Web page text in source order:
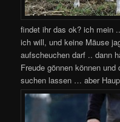
findet ihr das ok? ich mein
ich will, und keine Mäuse
aufscheuchen darf .. dann
Freude gönnen können
suchen lassen … aber